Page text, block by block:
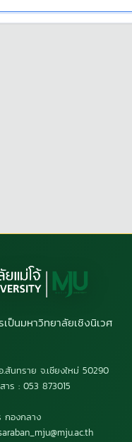
ป็นมหาวิทยาลัยเชิงนิเวศ
นทราย จ.เชียงใหม่ 50290
ร : 053 873015
กองกลาง